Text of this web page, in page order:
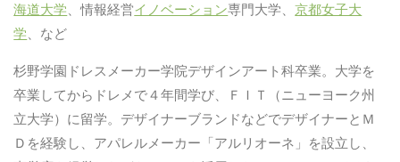
海道大学、情報経営イノベーション専門大学、京都女子大
学、など
杉野学園ドレスメーカー学院デザインアート科卒業。大学を
卒業してからドレメで４年間学び、ＦＩＴ（ニューヨーク州
立大学）に留学。デザイナーブランドなどでデザイナーとＭ
Ｄを経験し、アパレルメーカー「アルリオーネ」を設立し、